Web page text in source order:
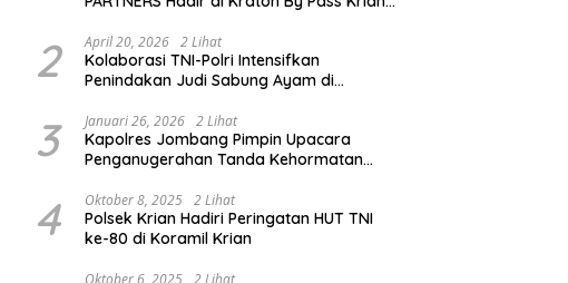
2 April 20, 2026 2 Lihat
Kolaborasi TNI-Polri Intensifkan
Penindakan Judi Sabung Ayam di
3 Januari 26, 2026 2 Lihat
Kapolres Jombang Pimpin Upacara
Penganugerahan Tanda Kehormatan
Polri
4 Oktober 8, 2025 2 Lihat
Polsek Krian Hadiri Peringatan HUT TNI
ke-80 di Koramil Krian
Oktober 6, 2025 2 Lihat